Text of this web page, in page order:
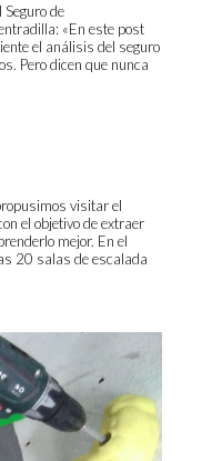
de
«En este post
el análisis del seguro
Pero dicen que nunca
visitar el
el objetivo de extraer
mejor. En el
20 salas de escalada